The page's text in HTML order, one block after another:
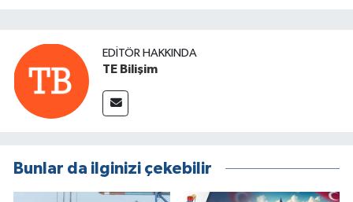
EDITÖR HAKKINDA
TE Bilişim
Bunlar da ilginizi çekebilir